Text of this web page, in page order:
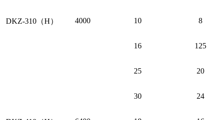
DKZ-310（H） 4000 10 8
16 125
25 20
30 24